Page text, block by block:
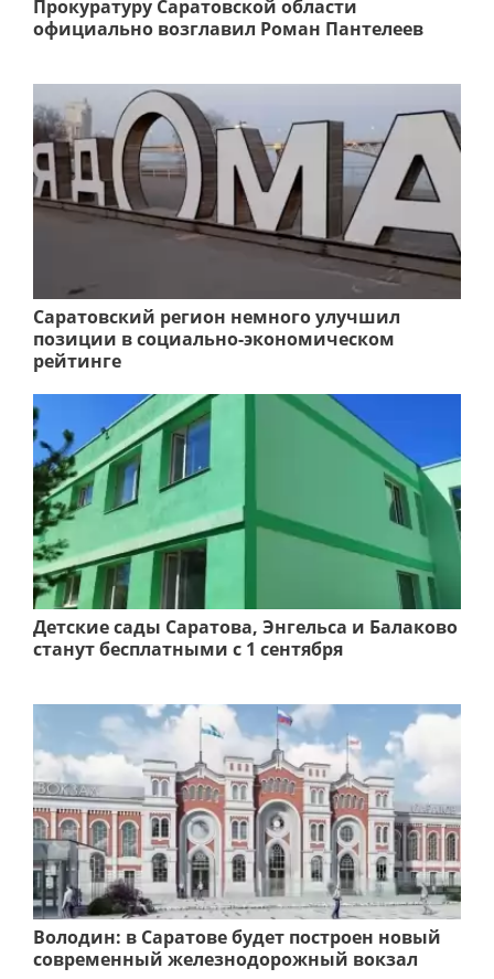
Прокуратуру Саратовской области
официально возглавил Роман Пантелеев
Саратовский регион немного улучшил
позиции в социально-экономическом
рейтинге
Детские сады Саратова, Энгельса и Балаково
станут бесплатными с 1 сентября
Володин: в Саратове будет построен новый
современный железнодорожный вокзал